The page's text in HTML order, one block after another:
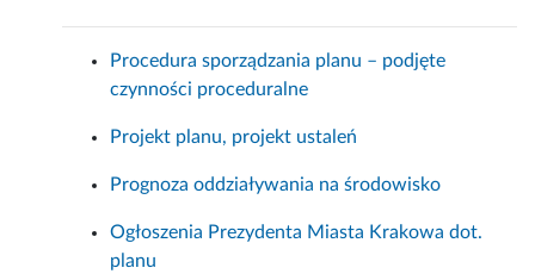
Procedura sporządzania planu – podjęte
czynności proceduralne
Projekt planu, projekt ustaleń
Prognoza oddziaływania na środowisko
Ogłoszenia Prezydenta Miasta Krakowa dot.
planu